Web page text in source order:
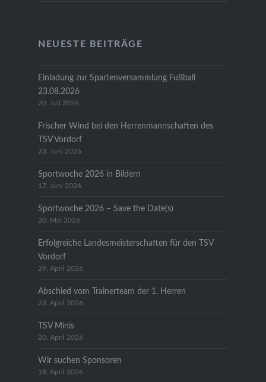
NEUESTE BEITRÄGE
Einladung zur Spartenversammlung Fußball
23.08.2026
20. Juli 2026
Frischer Wind bei den Herrenmannschaften des
TSV Vordorf
23. Juni 2026
Sportwoche 2026 in Bildern
17. Juni 2026
Sportwoche 2026 – Save the Date(s)
20. Mai 2026
Erfolgreiche Landesmeisterschaften für den TSV
Vordorf
29. April 2026
Abschied vom Trainerteam der 1. Herren
23. April 2026
TSV Minis
20. April 2026
Wir suchen Sponsoren
18. April 2026